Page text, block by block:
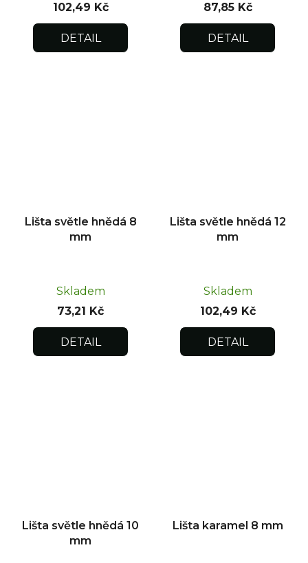
102,49 Kč
DETAIL
87,85 Kč
DETAIL
Lišta světle hnědá 8
mm
Skladem
73,21 Kč
DETAIL
Lišta světle hnědá 12
mm
Skladem
102,49 Kč
DETAIL
Lišta světle hnědá 10
mm
Lišta karamel 8 mm